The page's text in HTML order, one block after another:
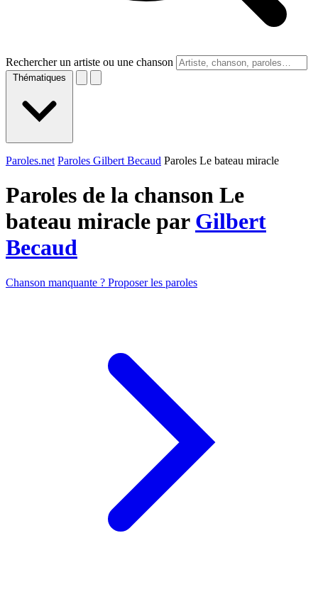
Rechercher un artiste ou une chanson
Thématiques
Paroles.net Paroles Gilbert Becaud Paroles Le bateau miracle
Paroles de la chanson Le
bateau miracle par Gilbert
Becaud
Chanson manquante ? Proposer les paroles